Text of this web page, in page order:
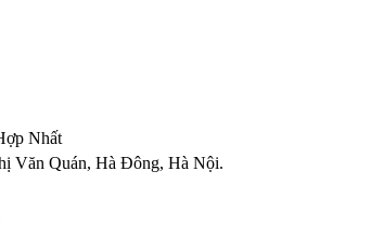
Nhất
Văn Quán, Hà Đông, Hà Nội.